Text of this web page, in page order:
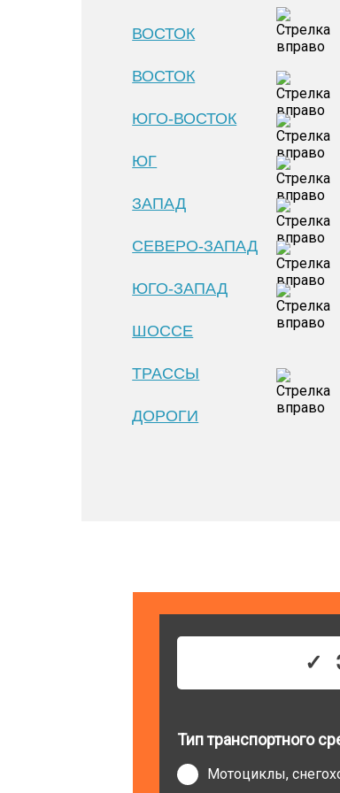
ВОСТОК
ВОСТОК
ЮГО-ВОСТОК
ЮГ
ЗАПАД
СЕВЕРО-ЗАПАД
ЮГО-ЗАПАД
ШОССЕ
ТРАССЫ
ДОРОГИ
Тип транспортного
Мотоциклы,